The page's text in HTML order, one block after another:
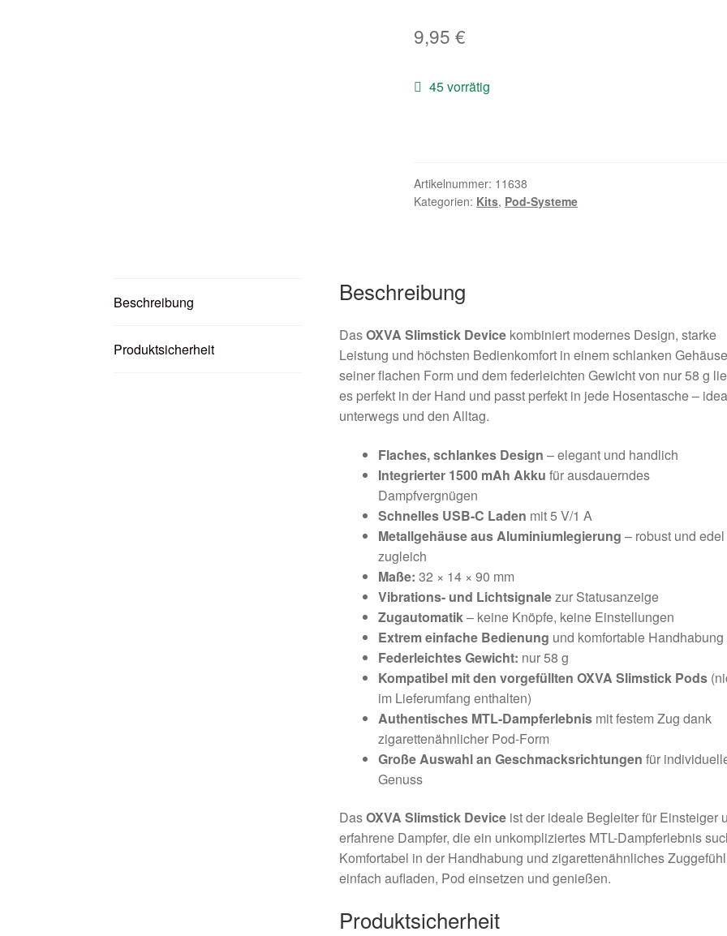
9,95€
45 vorrätig
Artikelnummer: 11638
Kategorien: Kits, Pod-Systeme
Beschreibung
Produktsicherheit
Beschreibung
DasOXVA Slimstick Devicekombiniert modernes Design, starke
Leistung und höchsten Bedienkomfort in einem schlanken
seiner flachen Form und dem federleichten Gewicht von nur 58 g
es perfekt in der Hand und passt perfekt in jede Hosentasche –
unterwegs und den Alltag.
Flaches, schlankes Design – elegant und handlich
Integrierter 1500 mAh Akku für ausdauerndes
Dampfvergnügen
Schnelles USB-C Laden mit 5 V/1 A
Metallgehäuse aus Aluminiumlegierung – robust und edel
zugleich
Maße: 32 × 14 × 90 mm
Vibrations- und Lichtsignalezur Statusanzeige
Zugautomatik– keine Knöpfe, keine Einstellungen
Extrem einfache Bedienung und komfortable Handhabung
Federleichtes Gewicht: nur 58 g
Kompatibel mit den vorgefüllten OXVA Slimstick Pods
im Lieferumfang enthalten)
Authentisches MTL-Dampferlebnismit festem Zug dank
zigarettenähnlicher Pod-Form
Große Auswahl an Geschmacksrichtungen für
Genuss
DasOXVA Slimstick Deviceist der ideale Begleiter für Einsteiger
erfahrene Dampfer, die ein unkompliziertes MTL-Dampferlebnis
Komfortabel in der Handhabung und zigarettenähnliches
einfach aufladen, Pod einsetzen und genießen.
Produktsicherheit